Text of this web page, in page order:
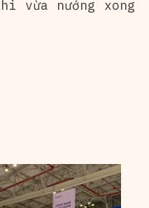
vừa nướng xong